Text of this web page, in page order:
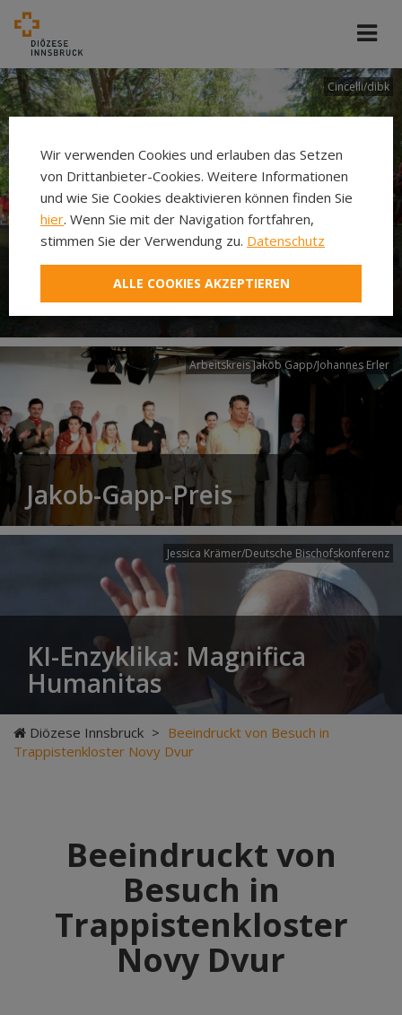
Cincelli/dibk
Neuer Pilgerweg Via
Laudato si’
Arbeitskreis Jakob Gapp/Johannes Erler
Jakob-Gapp-Preis
Jessica Krämer/Deutsche Bischofskonferenz
KI-Enzyklika: Magnifica
Humanitas
Diözese Innsbruck > Beeindruckt von Besuch in
Trappistenkloster Novy Dvur
Beeindruckt von
Besuch in
Trappistenkloster
Novy Dvur
Wir verwenden Cookies und erlauben das Setzen
von Drittanbieter-Cookies. Weitere Informationen
und wie Sie Cookies deaktivieren können finden Sie
hier. Wenn Sie mit der Navigation fortfahren,
stimmen Sie der Verwendung zu. Datenschutz
ALLE COOKIES AKZEPTIEREN